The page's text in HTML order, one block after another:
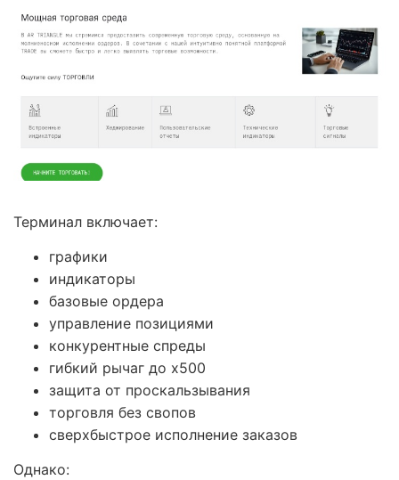
Терминал включает:
графики
индикаторы
базовые ордера
управление позициями
конкурентные спреды
гибкий рычаг до х500
защита от проскальзывания
торговля без свопов
сверхбыстрое исполнение заказов
Однако: